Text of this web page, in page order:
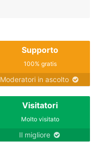
Supporto
100% gratis
Moderatori in ascolto
Visitatori
Molto visitato
Il migliore